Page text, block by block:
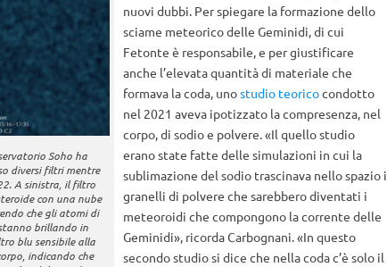
Soho ha
diversi filtri mentre
A sinistra, il filtro
con una nube
che gli atomi di
brillando in
blu sensibile alla
indicando che
nuovi dubbi. Per spiegare la formazione dello
sciame meteorico delle Geminidi, di cui
Fetonte è responsabile, e per giustificare
anche l’elevata quantità di materiale che
formava la coda, unostudio teoricocondotto
nel 2021 aveva ipotizzato la compresenza, nel
corpo, di sodio e polvere. «Il quello studio
erano state fatte delle simulazioni in cui la
sublimazione del sodio trascinava nello spazio i
granelli di polvere che sarebbero diventati i
meteoroidi che compongono la corrente delle
Geminidi», ricorda Carbognani. «In questo
secondo studio si dice che nella coda c’è solo il